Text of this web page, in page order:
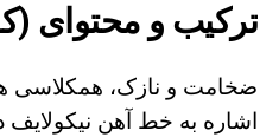
ترکیب و محتوای
ضخامت و نازک، همکلاسی
اشاره به خط آهن نیکولایف